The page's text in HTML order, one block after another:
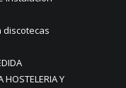
HOSTELERIA Y